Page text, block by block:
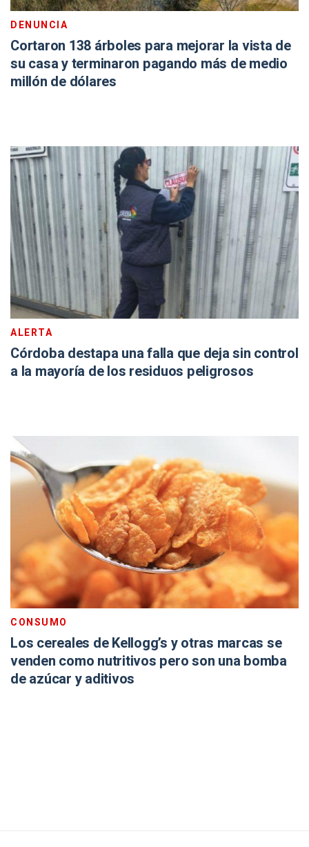
DENUNCIA
Cortaron 138 árboles para mejorar la vista de
su casa y terminaron pagando más de medio
millón de dólares
ALERTA
Córdoba destapa una falla que deja sin control
a la mayoría de los residuos peligrosos
CONSUMO
Los cereales de Kellogg’s y otras marcas se
venden como nutritivos pero son una bomba
de azúcar y aditivos